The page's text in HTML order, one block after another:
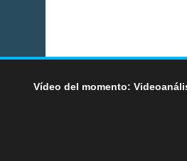
Vídeo del momento: